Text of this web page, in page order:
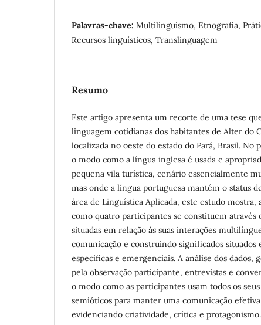
Palavras-chave: Multilinguismo, Etnografia,
Recursos linguísticos, Translinguagem
Resumo
Este artigo apresenta um recorte de uma tese
linguagem cotidianas dos habitantes de Alter do
localizada no oeste do estado do Pará, Brasil. No
o modo como a língua inglesa é usada e
pequena vila turística, cenário essencialmente
mas onde a língua portuguesa mantém o status
área de Linguística Aplicada, este estudo
como quatro participantes se constituem através
situadas em relação às suas interações
comunicação e construindo significados situados
específicas e emergenciais. A análise dos dados,
pela observação participante, entrevistas e
o modo como as participantes usam todos os
semióticos para manter uma comunicação
evidenciando criatividade, crítica e protagonismo.